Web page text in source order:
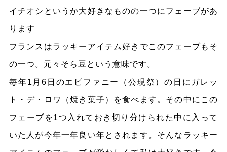
イチオシというか大好きなものの一つにフェーブがあ
ります
フランスはラッキーアイテム好きでこのフェーブもそ
の一つ。元々そら豆という意味です。
毎年1月6日のエピファニー（公現祭）の日にガレッ
ト・デ・ロワ（焼き菓子）を食べます。その中にこの
フェーブを1つ入れておき切り分けられた中に入って
いた人が今年一年良い年とされます。そんなラッキー